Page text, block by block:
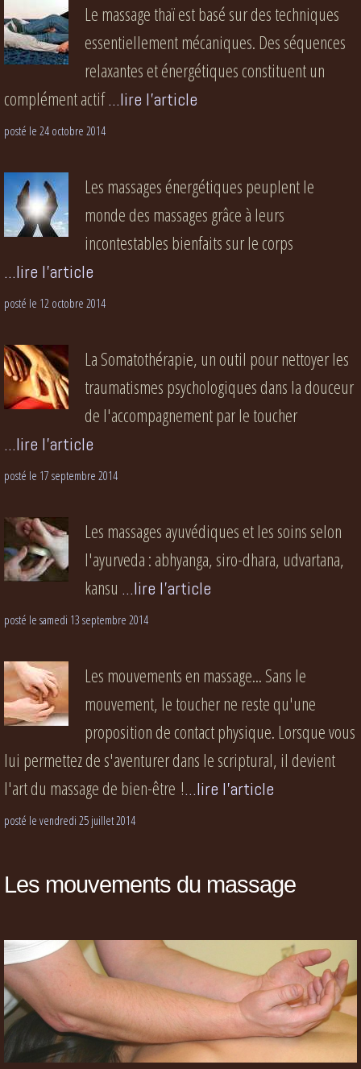
Le massage thaï est basé sur des techniques
essentiellement mécaniques. Des séquences
relaxantes et énergétiques constituent un
complément actif...lire l'article
posté le 24 octobre 2014
Les massages énergétiques peuplent le
monde des massages grâce à leurs
incontestables bienfaits sur le corps
...lire l'article
posté le 12 octobre 2014
La Somatothérapie, un outil pour nettoyer les
traumatismes psychologiques dans la douceur
de l'accompagnement par le toucher
...lire l'article
posté le 17 septembre 2014
Les massages ayuvédiques et les soins selon
l'ayurveda : abhyanga, siro-dhara, udvartana,
kansu ...lire l'article
posté le samedi 13 septembre 2014
Les mouvements en massage... Sans le
mouvement, le toucher ne reste qu'une
proposition de contact physique. Lorsque vous
lui permettez de s'aventurer dans le scriptural, il devient
l'art du massage de bien-être !...lire l'article
posté le vendredi 25 juillet 2014
Les mouvements du massage